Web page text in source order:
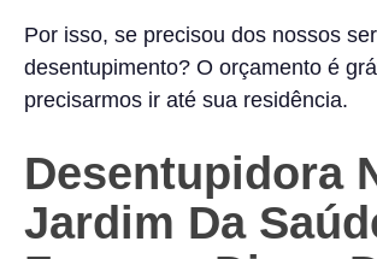
Por isso, se precisou dos nossos
desentupimento? O orçamento é
precisarmos ir até sua residência.
Desentupidora
Jardim Da